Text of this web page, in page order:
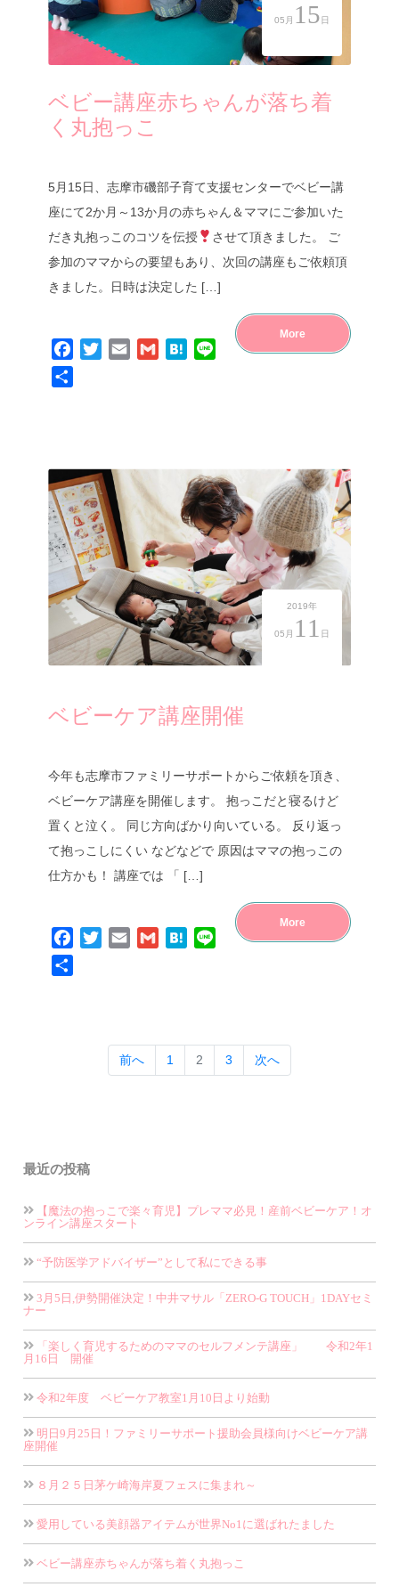
05月 15 日
ベビー講座赤ちゃんが落ち着
く丸抱っこ
5月15日、志摩市磯部子育て支援センターでベビー講
座にて2か月～13か月の赤ちゃん＆ママにご参加いた
だき丸抱っこのコツを伝授
させて頂きました。 ご
参加のママからの要望もあり、次回の講座もご依頼頂
きました。日時は決定した […]
More
Facebook
TwitterEmail Gmail HatenaLine
2019年
05月 11 日
ベビーケア講座開催
今年も志摩市ファミリーサポートからご依頼を頂き、
ベビーケア講座を開催します。 抱っこだと寝るけど
置くと泣く。 同じ方向ばかり向いている。 反り返っ
て抱っこしにくい などなどで 原因はママの抱っこの
仕方かも！ 講座では 「 […]
More
Facebook
TwitterEmail Gmail HatenaLine
前へ 1 2 3 次へ
最近の投稿
【魔法の抱っこで楽々育児】プレママ必見！産前ベビーケア！オ
ンライン講座スタート
“予防医学アドバイザー”として私にできる事
3月5日,伊勢開催決定！中井マサル「ZERO-G TOUCH」1DAYセミ
ナー
「楽しく育児するためのママのセルフメンテ講座」 令和2年1
月16日 開催
令和2年度 ベビーケア教室1月10日より始動
明日9月25日！ファミリーサポート援助会員様向けベビーケア講
座開催
８月２５日茅ケ崎海岸夏フェスに集まれ～
愛用している美顔器アイテムが世界No1に選ばれたました
ベビー講座赤ちゃんが落ち着く丸抱っこ